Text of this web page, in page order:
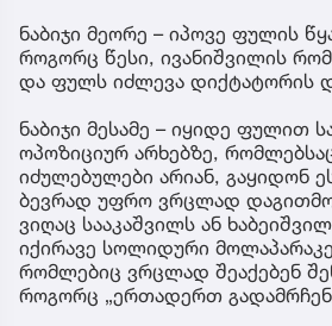
ნაბიჯი მეორე – იპოვე ფულის
როგორც წესი, ივანიშვილის
და ფულს იძლევა დიქტატორის
ნაბიჯი მესამე – იყიდე ფულით
ოპოზიციურ არხებზე,
იძულებულები არიან, გაყიდონ
ბევრად უფრო ვრცლად
ვიღაც სააკაშვილს ან
იქირავე სოლიდური
რომლებიც ვრცლად შეაქებენ
როგორც „ერთადერთ